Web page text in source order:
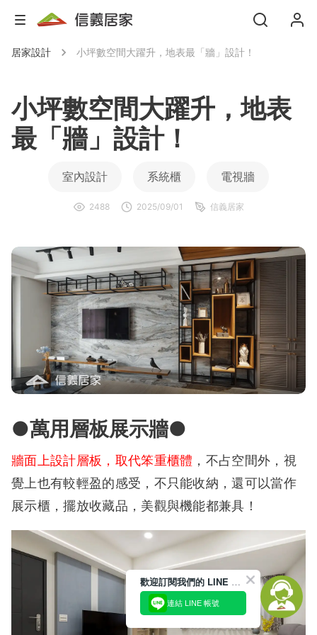
居家設計 小坪數空間大躍升，地表最「牆」設計！
小坪數空間大躍升，地表
最「牆」設計！
室內設計 系統櫃 電視牆
2488 2025/09/01 信義居家
●萬用層板展示牆●
牆面上設計層板，取代笨重櫃體 ，不占空間外，視
覺上也有較輕盈的感受，不只能收納，還可以當作
展示櫃，擺放收藏品，美觀與機能都兼具！
歡迎訂閱我們的 LINE 官方帳號
連結 LINE 帳號